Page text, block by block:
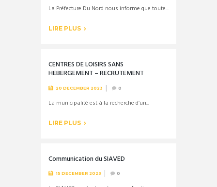
La Préfecture Du Nord nous informe que toute...
LIRE PLUS
CENTRES DE LOISIRS SANS
HEBERGEMENT – RECRUTEMENT
20 DECEMBER 2023 0
La municipalité est à la recherche d’un...
LIRE PLUS
Communication du SIAVED
15 DECEMBER 2023 0